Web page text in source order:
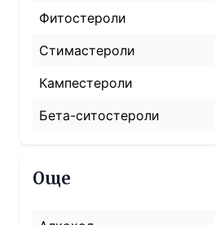
Фитостероли
Стимастероли
Кампестероли
Бета-ситостероли
Още